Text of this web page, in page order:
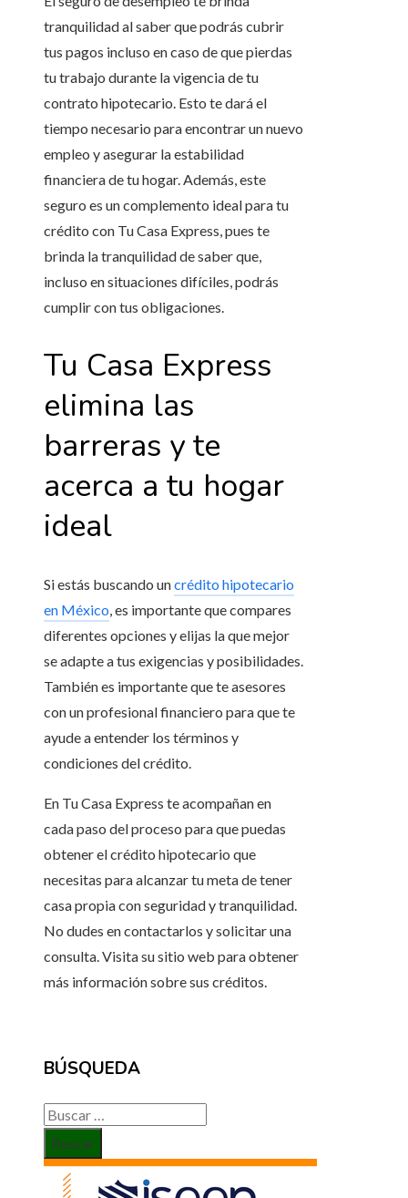
tranquilidad al saber que podrás cubrir
tus pagos incluso en caso de que pierdas
tu trabajo durante la vigencia de tu
contrato hipotecario. Esto te dará el
tiempo necesario para encontrar un nuevo
empleo y asegurar la estabilidad
financiera de tu hogar. Además, este
seguro es un complemento ideal para tu
crédito con Tu Casa Express, pues te
brinda la tranquilidad de saber que,
incluso en situaciones difíciles, podrás
cumplir con tus obligaciones.
Tu Casa Express
elimina las
barreras y te
acerca a tu hogar
ideal
Si estás buscando uncrédito hipotecario
en México, es importante que compares
diferentes opciones y elijas la que mejor
se adapte a tus exigencias y posibilidades.
También es importante que te asesores
con un profesional financiero para que te
ayude a entender los términos y
condiciones del crédito.
En Tu Casa Express te acompañan en
cada paso del proceso para que puedas
obtener el crédito hipotecario que
necesitas para alcanzar tu meta de tener
casa propia con seguridad y tranquilidad.
No dudes en contactarlos y solicitar una
consulta. Visita su sitio web para obtener
más información sobre sus créditos.
BÚSQUEDA
Buscar: